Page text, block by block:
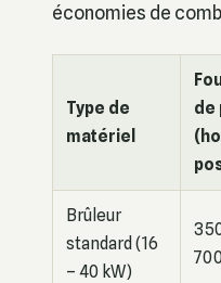
économies de
Type de
matériel
de
Brûleur
standard (16
– 40 kW)